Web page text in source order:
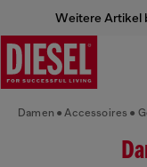
Weitere Artikel
Damen Accessoires